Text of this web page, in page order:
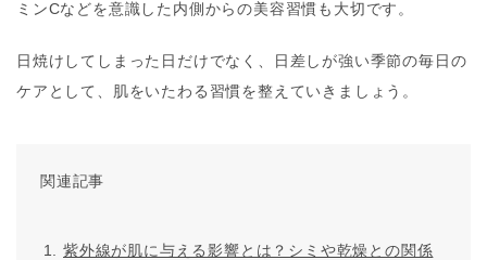
ミンCなどを意識した内側からの美容習慣も大切です。
日焼けしてしまった日だけでなく、日差しが強い季節の毎日の
ケアとして、肌をいたわる習慣を整えていきましょう。
関連記事
紫外線が肌に与える影響とは？シミや乾燥との関係